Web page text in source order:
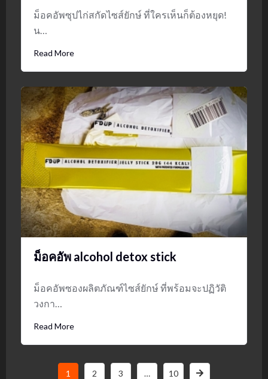
ม็อคอัพซุปไก่สกัดไซส์ยักษ์ ที่ใครเห็นก็ต้องหยุด!
น…
Read More
ม็อคอัพ alcohol detox stick
ม็อคอัพซองผลิตภัณฑ์ไซส์ยักษ์ ที่พร้อมจะปฏิวัติ
วงกา…
Read More
1 2 3 … 10